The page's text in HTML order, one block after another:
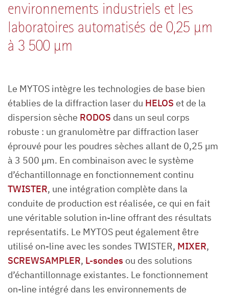
environnements industriels et les
laboratoires automatisés de 0,25 µm
à 3 500 µm
Le MYTOS intègre les technologies de base bien
établies de la diffraction laser du HELOS et de la
dispersion sèche RODOS dans un seul corps
robuste : un granulomètre par diffraction laser
éprouvé pour les poudres sèches allant de 0,25 µm
à 3 500 µm. En combinaison avec le système
d’échantillonnage en fonctionnement continu
TWISTER, une intégration complète dans la
conduite de production est réalisée, ce qui en fait
une véritable solution in-line offrant des résultats
représentatifs. Le MYTOS peut également être
utilisé on-line avec les sondes TWISTER, MIXER,
SCREWSAMPLER, L-sondes ou des solutions
d’échantillonnage existantes. Le fonctionnement
on-line intégré dans les environnements de